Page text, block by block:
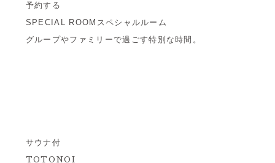
予約する
SPECIAL ROOM スペシャルルーム
グループやファミリーで過ごす特別な時間。
サウナ付
TOTONOI